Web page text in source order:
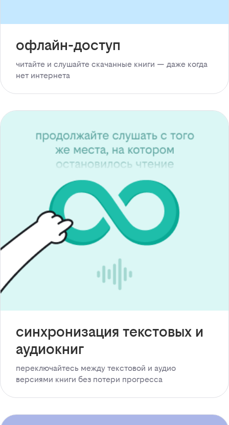
офлайн-доступ
читайте и слушайте скачанные книги — даже когда
нет интернета
синхронизация текстовых и
аудиокниг
переключайтесь между текстовой и аудио
версиями книги без потери прогресса